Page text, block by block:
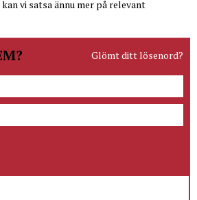
vi satsa ännu mer på relevant
Glömt ditt lösenord?